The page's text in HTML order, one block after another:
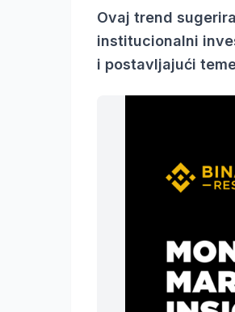
Ovaj trend
institucionalni
i postavljajući